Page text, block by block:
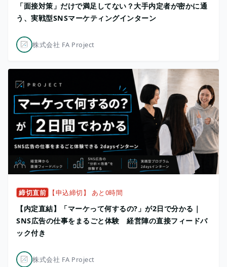
「面接対策」だけで満足してない？大手内定者が密かに通
う、実戦型SNSマーケティングインターン
株式会社 FA Project
締切直前 【申込締切】 あと0時間
【内定直結】「マーケって何するの?」が2日で分かる｜
SNS広告の仕事をまるごと体験 経営陣の直接フィードバ
ック付き
株式会社 FA Project